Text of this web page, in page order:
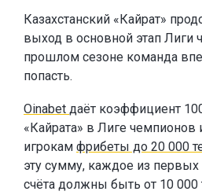
Казахстанский «Кайрат»
выход в основной этап Лиги
прошлом сезоне команда
попасть.
Oinabet даёт коэффициент
«Кайрата» в Лиге чемпионов
игрокам фрибеты до 20 000
эту сумму, каждое из
счёта должны быть от 10 000